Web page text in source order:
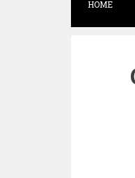
HOME